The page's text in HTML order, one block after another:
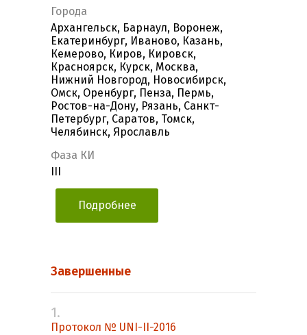
Города
Архангельск, Барнаул, Воронеж,
Екатеринбург, Иваново, Казань,
Кемерово, Киров, Кировск,
Красноярск, Курск, Москва,
Нижний Новгород, Новосибирск,
Омск, Оренбург, Пенза, Пермь,
Ростов-на-Дону, Рязань, Санкт-
Петербург, Саратов, Томск,
Челябинск, Ярославль
Фаза КИ
Подробнее
Завершенные
1.
Протокол № UNI-II-2016